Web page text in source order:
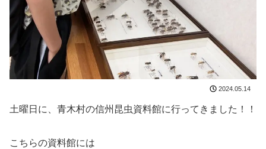
2024.05.14
土曜日に、青木村の信州昆虫資料館に行ってきました！！
こちらの資料館には